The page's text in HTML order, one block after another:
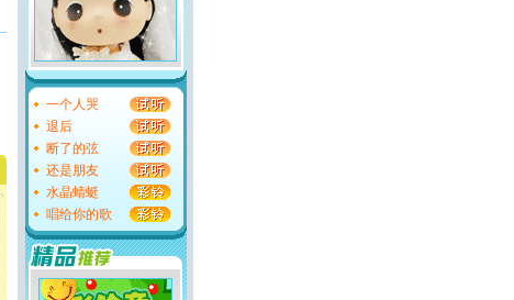
一个人哭
退后
断了的弦
还是朋友
水晶蜻蜓
唱给你的歌